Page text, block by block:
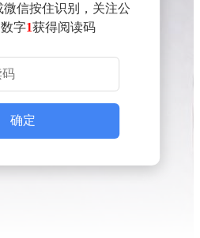
信按住识别，关注公
字1获得阅读码
确定